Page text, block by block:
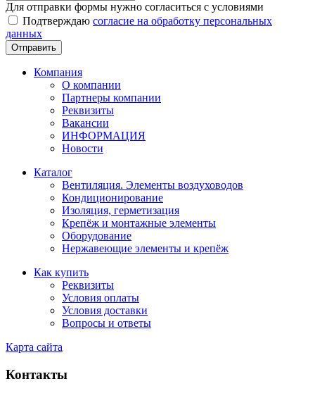
Для отправки формы нужно согласиться с условиями
Подтверждаю согласие на обработку персональных
данных
Компания
О компании
Партнеры компании
Реквизиты
Вакансии
ИНФОРМАЦИЯ
Новости
Каталог
Вентиляция. Элементы воздуховодов
Кондиционирование
Изоляция, герметизация
Крепёж и монтажные элементы
Оборудование
Нержавеющие элементы и крепёж
Как купить
Реквизиты
Условия оплаты
Условия доставки
Вопросы и ответы
Карта сайта
Контакты